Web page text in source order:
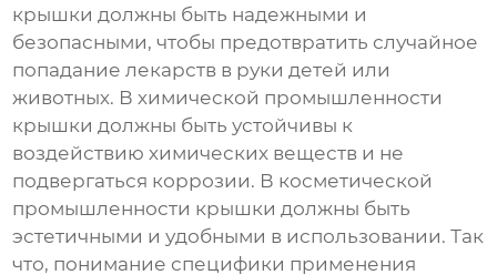
крышки должны быть надежными и
безопасными, чтобы предотвратить случайное
попадание лекарств в руки детей или
животных. В химической промышленности
крышки должны быть устойчивы к
воздействию химических веществ и не
подвергаться коррозии. В косметической
промышленности крышки должны быть
эстетичными и удобными в использовании. Так
что, понимание специфики применения